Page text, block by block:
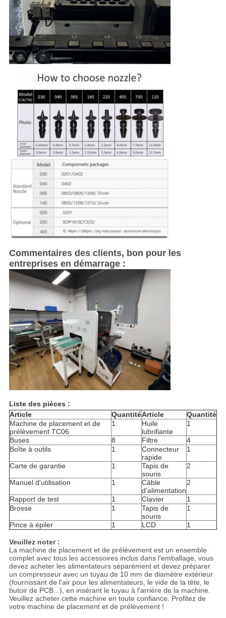
Commentaires des clients, bon pour les
entreprises en démarrage :
Liste des pièces :
Article
QuantitéArticle
Quantité
Machine de placement et de
prélèvement TC06
1
Huile
lubrifiante
1
Buses 8 Filtre
4
Boîte à outils
1
Connecteur
rapide
1
Carte de garantie 1
Tapis de
souris
2
Manuel d'utilisation 1
Câble
d'alimentation
2
Rapport de test 1 Clavier
1
Brosse
1
Tapis de
souris
1
Pince à épiler 1 LCD 1
Veuillez noter :
La machine de placement et de prélèvement est un ensemble
complet avec tous les accessoires inclus dans l'emballage, vous
devez acheter les alimentateurs séparément et devez préparer
un compresseur avec un tuyau de 10 mm de diamètre extérieur
(fournissant de l'air pour les alimentateurs, le vide de la tête, le
butoir de PCB...), en insérant le tuyau à l'arrière de la machine.
Veuillez acheter cette machine en toute confiance. Profitez de
votre machine de placement et de prélèvement !